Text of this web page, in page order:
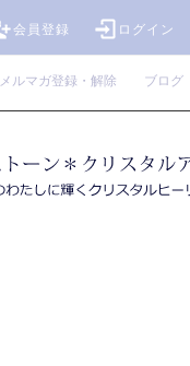
会員登録 ログイン
メルマガ登録・解除 ブログ